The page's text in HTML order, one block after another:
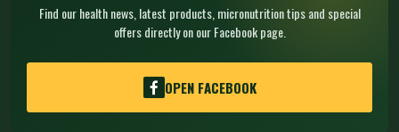
Find our health news, latest products, micronutrition tips and special
offers directly on our Facebook page.
OPEN FACEBOOK